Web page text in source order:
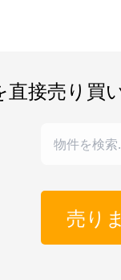
直接売り買
売り